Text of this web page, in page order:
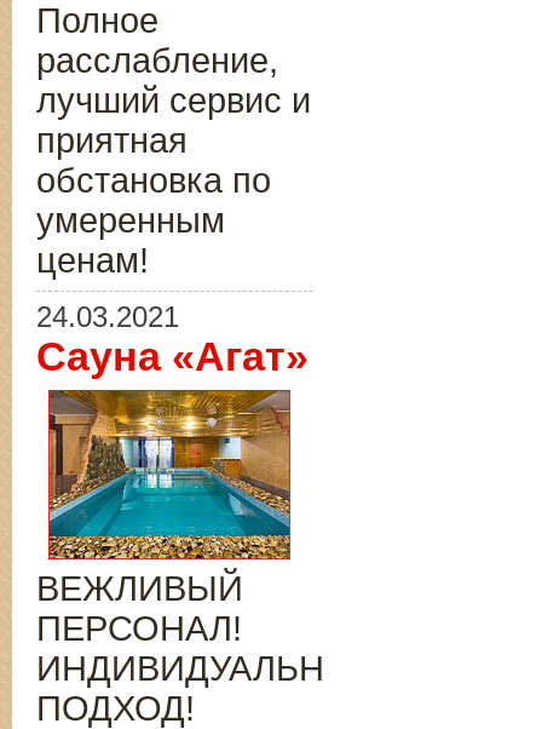
Полное
расслабление,
лучший сервис и
приятная
обстановка по
умеренным
ценам!
24.03.2021
Сауна «Агат»
ВЕЖЛИВЫЙ
ПЕРСОНАЛ!
ИНДИВИДУАЛЬНЫЙ
ПОДХОД!